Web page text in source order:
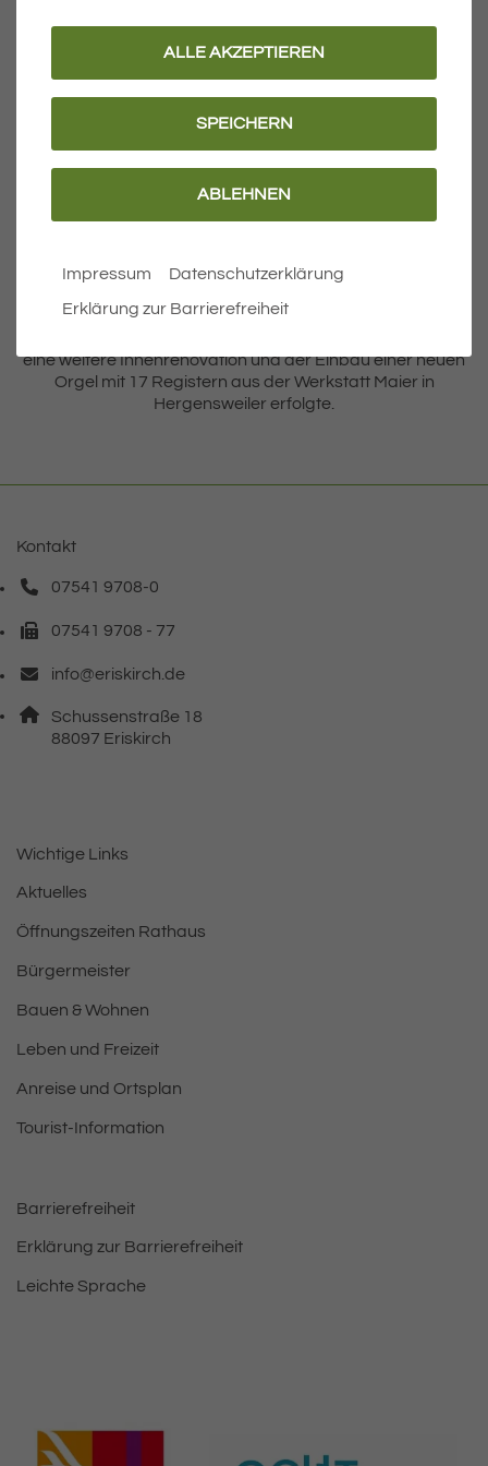
in diesem Bereich weichen.
Es wurde der Brunnen neben der Kirche geschaffen, und
das ehedem unter dem Hochalter entspringende und im
natürlichen Gefälle fließende Wasser wird seitdem durch
eine Pumpe gefördert. In den Jahren 1977 – 1982 wurde
auch diese Kirche gründlich renoviert und die Decke mit
im Barockstil eingebaut wurden, strahlt dieses Kleinod nun
eine weitere Innenrenovation und der Einbau einer neuen
Orgel mit 17 Registern aus der Werkstatt Maier in
Hergensweiler erfolgte.
Kontakt
07541 9708-0
Telefonnummer: 0 7 5 4 1 9 7 0 8 0
07541 9708 - 77
Faxnummer: 0 7 5 4 1 9 7 0 8 7 7
info@eriskirch.de
E-Mail Adresse: info@eriskirch.de
Adresse:
Schussenstraße 18
88097 , 8 8 0 9 7
Eriskirch
Wichtige Links
Aktuelles
Öffnungszeiten Rathaus
Bürgermeister
Bauen & Wohnen
Leben und Freizeit
Anreise und Ortsplan
Tourist-Information
Barrierefreiheit
Erklärung zur Barrierefreiheit
Leichte Sprache
ALLE AKZEPTIEREN
SPEICHERN
ABLEHNEN
Impressum
Datenschutzerklärung
Erklärung zur Barrierefreiheit